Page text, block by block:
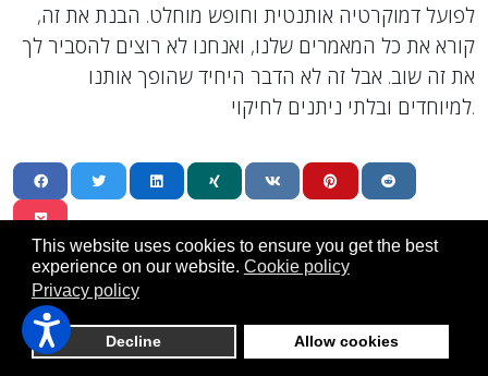
This website uses cookies to ensure you get the best
experience on our website. Cookie policy
Privacy policy
Decline Allow cookies
לפועל דמוקרטיה אותנטית וחופש מוחלט. הבנת את זה,
קורא את כל המאמרים שלנו, ואנחנו לא רוצים להסביר לך
את זה שוב. אבל זה לא הדבר היחיד שהופך אותנו
למיוחדים ובלתי ניתנים לחיקוי.
אֵירוֹפָּה